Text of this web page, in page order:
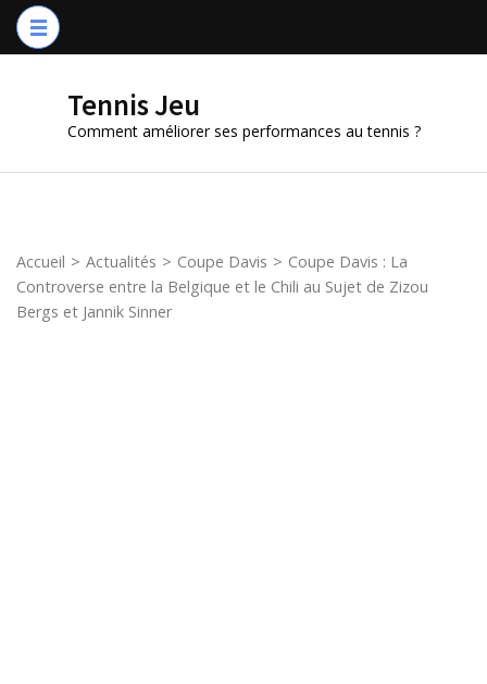
Aller
au
(PressezTennis Jeu
Comment améliorer ses performances au tennis ?
Accueil > Actualités > Coupe Davis > Coupe Davis : La
Controverse entre la Belgique et le Chili au Sujet de Zizou
Bergs et Jannik Sinner